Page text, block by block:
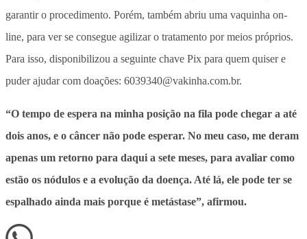
garantir o procedimento. Porém, também abriu uma vaquinha on-
line, para ver se consegue agilizar o tratamento por meios próprios.
Para isso, disponibilizou a seguinte chave Pix para quem quiser e
puder ajudar com doações: 6039340@vakinha.com.br.
“O tempo de espera na minha posição na fila pode chegar a até
dois anos, e o câncer não pode esperar. No meu caso, me deram
apenas um retorno para daqui a sete meses, para avaliar como
estão os nódulos e a evolução da doença. Até lá, ele pode ter se
espalhado ainda mais porque é metástase”, afirmou.